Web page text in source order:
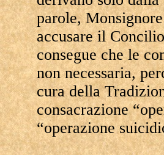
parole,
accusare il
consegue che le
non necessaria,
cura della
consacrazione
“operazione